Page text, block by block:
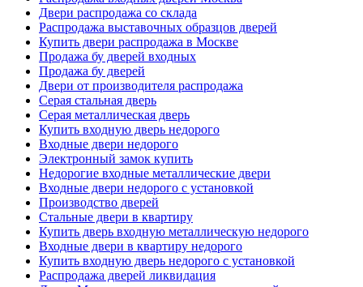
Двери распродажа со склада
Распродажа выставочных образцов дверей
Купить двери распродажа в Москве
Продажа бу дверей входных
Продажа бу дверей
Двери от производителя распродажа
Серая стальная дверь
Серая металлическая дверь
Купить входную дверь недорого
Входные двери недорого
Электронный замок купить
Недорогие входные металлические двери
Входные двери недорого с установкой
Производство дверей
Стальные двери в квартиру
Купить дверь входную металлическую недорого
Входные двери в квартиру недорого
Купить входную дверь недорого с установкой
Распродажа дверей ликвидация